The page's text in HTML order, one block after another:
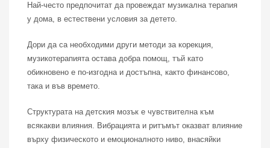
Най-често предпочитат да провеждат музикална терапия
у дома, в естествени условия за детето.
Дори да са необходими други методи за корекция,
музикотерапията остава добра помощ, тъй като
обикновено е по-изгодна и достъпна, както финансово,
така и във времето.
Структурата на детския мозък е чувствителна към
всякакви влияния. Вибрацията и ритъмът оказват влияние
върху физическото и емоционалното ниво, внасяйки